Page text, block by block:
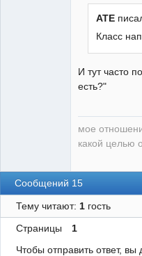
ATE
Класс
И тут часто
есть?"
мое
какой целью
Сообщений 15
Тему читают: 1гость
Страницы
1
Чтобы отправить ответ, вы